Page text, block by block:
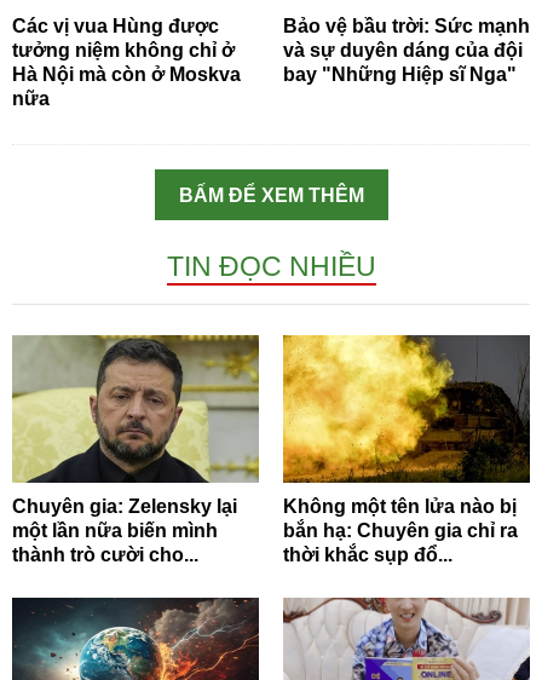
Các vị vua Hùng được
tưởng niệm không chỉ ở
Hà Nội mà còn ở Moskva
nữa
Bảo vệ bầu trời: Sức mạnh
và sự duyên dáng của đội
bay "Những Hiệp sĩ Nga"
BẤM ĐỂ XEM THÊM
TIN ĐỌC NHIỀU
Chuyên gia: Zelensky lại
một lần nữa biến mình
thành trò cười cho...
Không một tên lửa nào bị
bắn hạ: Chuyên gia chỉ ra
thời khắc sụp đổ...